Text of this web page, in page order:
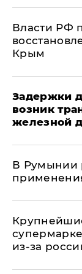
Власти РФ
Крым
Задержки
возник
железной
В Румынии
из-за